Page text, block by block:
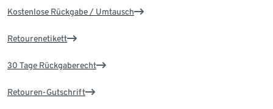
Kostenlose Rückgabe / Umtausch
Retourenetikett
30 Tage Rückgaberecht
Retouren-Gutschrift